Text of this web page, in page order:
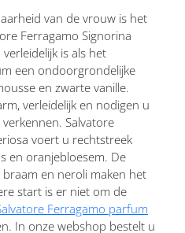
van de vrouw is het
Ferragamo Signorina
is als het
een ondoorgrondelijke
en zwarte vanille.
verleidelijk en nodigen u
Salvatore
voert u rechtstreek
en oranjebloesem. De
en neroli maken het
start is er niet om de
Ferragamo parfum
In onze webshop bestelt u